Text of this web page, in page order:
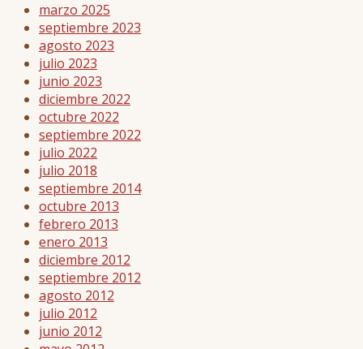
marzo 2025
septiembre 2023
agosto 2023
julio 2023
junio 2023
diciembre 2022
octubre 2022
septiembre 2022
julio 2022
julio 2018
septiembre 2014
octubre 2013
febrero 2013
enero 2013
diciembre 2012
septiembre 2012
agosto 2012
julio 2012
junio 2012